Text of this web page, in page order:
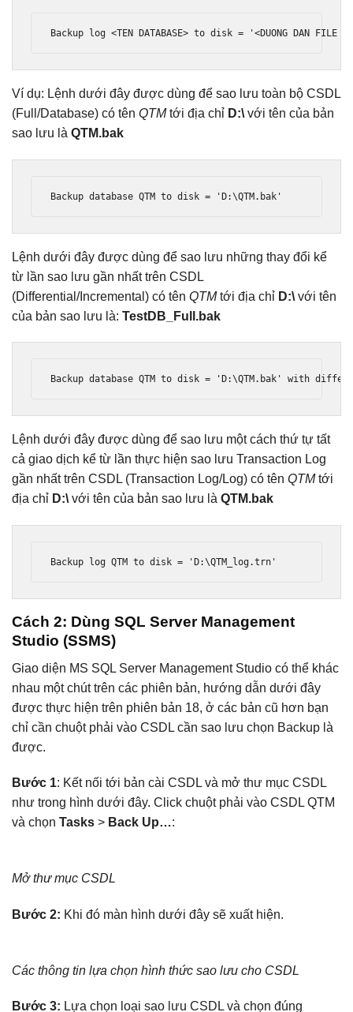
Backup log <TEN DATABASE> to disk = '<DUONG DAN FILE
Ví dụ: Lệnh dưới đây được dùng để sao lưu toàn bộ CSDL
(Full/Database) có tên QTMtới địa chỉ D:\ với tên của bản
sao lưu là QTM.bak
Backup database QTM to disk = 'D:\QTM.bak'
Lệnh dưới đây được dùng để sao lưu những thay đổi kể
từ lần sao lưu gần nhất trên CSDL
(Differential/Incremental) có tên QTMtới địa chỉ D:\ với tên
của bản sao lưu là: TestDB_Full.bak
Backup database QTM to disk = 'D:\QTM.bak' with
Lệnh dưới đây được dùng để sao lưu một cách thứ tự tất
cả giao dịch kể từ lần thực hiện sao lưu Transaction Log
gần nhất trên CSDL (Transaction Log/Log) có tên QTMtới
địa chỉ D:\ với tên của bản sao lưu là QTM.bak
Backup log QTM to disk = 'D:\QTM_log.trn'
Cách 2: Dùng SQL Server Management
Studio (SSMS)
Giao diện MS SQL Server Management Studio có thể khác
nhau một chút trên các phiên bản, hướng dẫn dưới đây
được thực hiện trên phiên bản 18, ở các bản cũ hơn bạn
chỉ cần chuột phải vào CSDL cần sao lưu chọn Backup là
được.
Bước 1: Kết nối tới bản cài CSDL và mở thư mục CSDL
như trong hình dưới đây. Click chuột phải vào CSDL QTM
và chọn Tasks > Back Up…:
Mở thư mục CSDL
Bước 2: Khi đó màn hình dưới đây sẽ xuất hiện.
Các thông tin lựa chọn hình thức sao lưu cho CSDL
Bước 3: Lựa chọn loại sao lưu CSDL và chọn đúng